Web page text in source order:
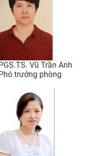
KHOA HỌC CÔNG
HTQT
CỰU NGƯỜI HỌC
Vũ Trần Anh
trưởng phòng